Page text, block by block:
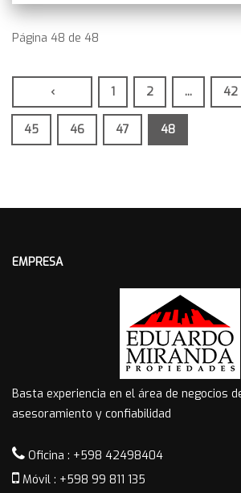
Página 48 de 48
‹ 1 2 ... 42
45 46 47 48
EMPRESA
Basta experiencia en el área de negocios
asesoramiento y confiabilidad
Oficina : +598 42498404
Móvil : +598 99 811 135